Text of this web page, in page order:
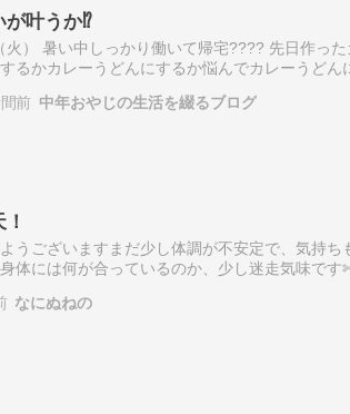
が叶うか⁉️
火） 暑い中しっかり働いて帰宅???? 先日作っ
るかカレーうどんにするか悩んでカレーうど
ん…
前 中年おやじの生活を綴るブログ
うございますまだ少し体調が不安定で、気持
身体には何が合っているのか、少し迷走気味で
なにぬねの